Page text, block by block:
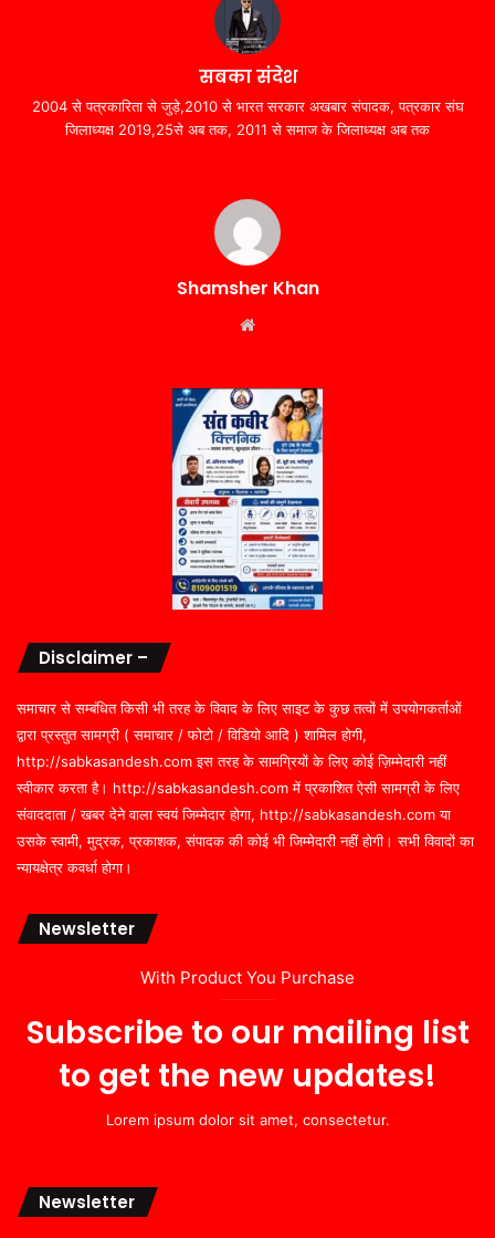
सबका संदेश
2004 से पत्रकारिता से जुड़े,2010 से भारत सरकार अखबार संपादक, पत्रकार संघ
जिलाध्यक्ष 2019,25से अब तक, 2011 से समाज के जिलाध्यक्ष अब तक
Shamsher Khan
Disclaimer –
समाचार से सम्बंधित किसी भी तरह के विवाद के लिए साइट के कुछ तत्वों में उपयोगकर्ताओं
द्वारा प्रस्तुत सामग्री ( समाचार / फोटो / विडियो आदि ) शामिल होगी,
http://sabkasandesh.com इस तरह के सामग्रियों के लिए कोई ज़िम्मेदारी नहीं
स्वीकार करता है। http://sabkasandesh.com में प्रकाशित ऐसी सामग्री के लिए
संवाददाता / खबर देने वाला स्वयं जिम्मेदार होगा, http://sabkasandesh.com या
उसके स्वामी, मुद्रक, प्रकाशक, संपादक की कोई भी जिम्मेदारी नहीं होगी। सभी विवादों का
न्यायक्षेत्र कवर्धा होगा।
Newsletter
With Product You Purchase
Subscribe to our mailing list
to get the new updates!
Lorem ipsum dolor sit amet, consectetur.
Newsletter